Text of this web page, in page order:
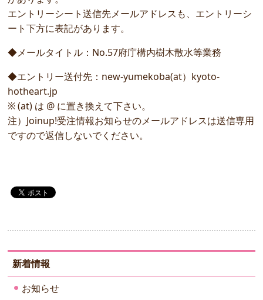
エントリーシート送信先メールアドレスも、エントリーシ
ート下方に表記があります。
◆メールタイトル：No.57府庁構内樹木散水等業務
◆エントリー送付先：new-yumekoba(at）kyoto-
hotheart.jp
※ (at) は @ に置き換えて下さい。
注）Joinup!受注情報お知らせのメールアドレスは送信専用
ですので返信しないでください。
新着情報
お知らせ